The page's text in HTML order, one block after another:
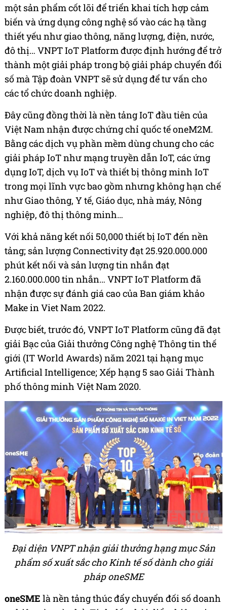
một sản phẩm cốt lõi để triển khai tích hợp cảm
biến và ứng dụng công nghệ số vào các hạ tầng
thiết yếu như giao thông, năng lượng, điện, nước,
đô thị… VNPT IoT Platform được định hướng để trở
thành một giải pháp trong bộ giải pháp chuyển đổi
số mà Tập đoàn VNPT sẽ sử dụng để tư vấn cho
các tổ chức doanh nghiệp.
Đây cũng đồng thời là nền tảng IoT đầu tiên của
Việt Nam nhận được chứng chỉ quốc tế oneM2M.
Bằng các dịch vụ phần mềm dùng chung cho các
giải pháp IoT như mạng truyền dẫn IoT, các ứng
dụng IoT, dịch vụ IoT và thiết bị thông minh IoT
trong mọi lĩnh vực bao gồm nhưng không hạn chế
như Giao thông, Y tế, Giáo dục, nhà máy, Nông
nghiệp, đô thị thông minh…
Với khả năng kết nối 50,000 thiết bị IoT đến nền
tảng; sản lượng Connectivity đạt 25.920.000.000
phút kết nối và sản lượng tin nhắn đạt
2.160.000.000 tin nhắn… VNPT IoT Platform đã
nhận được sự đánh giá cao của Ban giám khảo
Make in Viet Nam 2022.
Được biết, trước đó, VNPT IoT Platform cũng đã đạt
giải Bạc của Giải thưởng Công nghệ Thông tin thế
giới (IT World Awards) năm 2021 tại hạng mục
Artificial Intelligence; Xếp hạng 5 sao Giải Thành
phố thông minh Việt Nam 2020.
Đại diện VNPT nhận giải thưởng hạng mục Sản
phẩm số xuất sắc cho Kinh tế số dành cho giải
pháp oneSME
oneSME là nền tảng thúc đẩy chuyển đối số doanh